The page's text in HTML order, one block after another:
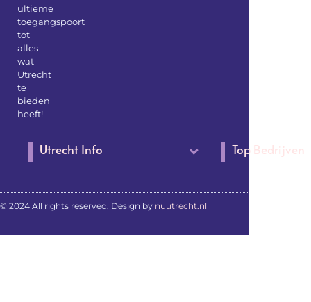
ultieme
toegangspoort
tot
alles
wat
Utrecht
te
bieden
heeft!
Utrecht Info Top Bedrijven
© 2024 All rights reserved. Design by nuutrecht.nl